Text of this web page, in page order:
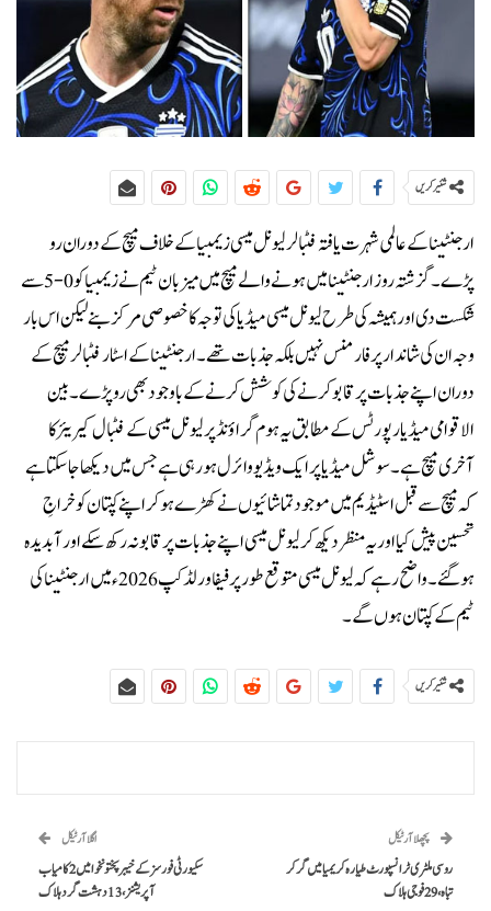
شئیر کریں
ارجنٹینا کے عالمی شہرت یافتہ فٹبالر لیونل میسی زیمبیا کے خلاف میچ کے دوران رو
پڑے۔گزشتہ روز ارجنٹینا میں ہونے والے میچ میں میزبان ٹیم نے زیمبیا کو 0-5 سے
شکست دی اور ہمیشہ کی طرح لیونل میسی میڈیا کی توجہ کا خصوصی مرکز بنے لیکن اس بار
وجہ ان کی شاندار پرفارمنس نہیں بلکہ جذبات تھے۔ارجنٹینا کے اسٹار فٹبالر میچ کے
دوران اپنے جذبات پر قابو کرنے کی کوشش کرنے کے باوجود بھی رو پڑے۔بین
الاقوامی میڈیا رپورٹس کے مطابق یہ ہوم گراؤنڈ پر لیونل میسی کے فٹبال کیریئر کا
آخری میچ ہے۔سوشل میڈیا پر ایک ویڈیو وائرل ہو رہی ہے جس میں دیکھا جا سکتا ہے
کہ میچ سے قبل اسٹیڈیم میں موجود تماشائیوں نے کھڑے ہو کر اپنے کپتان کو خراجِ
تحسین پیش کیا اور یہ منظر دیکھ کر لیونل میسی اپنے جذبات پر قابو نہ رکھ سکے اور آبدیدہ
ہو گئے۔ واضح رہے کہ لیونل میسی متوقع طور پر فیفا ورلڈکپ 2026ء میں ارجنٹینا کی
ٹیم کے کپتان ہوں گے۔
شئیر کریں
پچھلا آرٹیکل
روسی ملٹری ٹرانسپورٹ طیارہ کریمیا میں گر کر
تباہ، 29 فوجی ہلاک
اگلا آرٹیکل
سکیورٹی فورسز کے خیبرپختونخوا میں 2 کامیاب
آپریشنز، 13 دہشت گرد ہلاک